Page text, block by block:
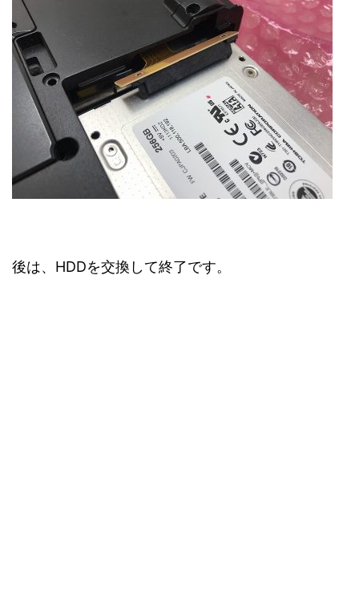
後は、HDDを交換して終了です。